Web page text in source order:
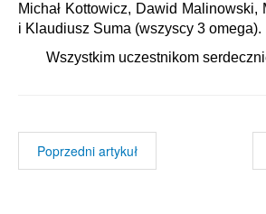
Michał Kottowicz, Dawid Malinowski,
i Klaudiusz Suma (wszyscy 3 omega).
Wszystkim uczestnikom
Poprzedni artykuł